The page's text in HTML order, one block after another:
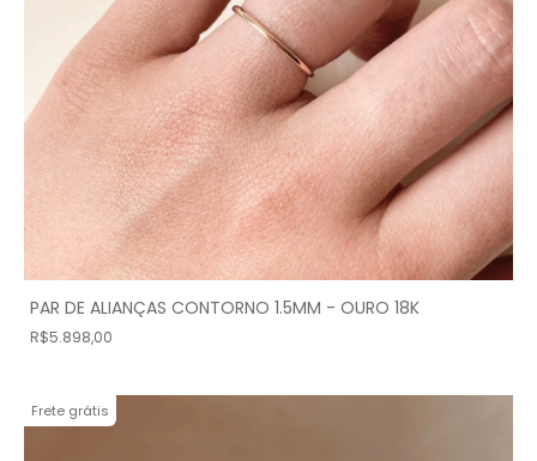
PAR DE ALIANÇAS CONTORNO 1.5MM - OURO 18K
R$5.898,00
Frete grátis